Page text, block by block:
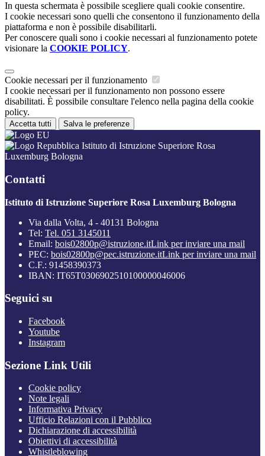
In questa schermata è possibile scegliere quali cookie consentire.
I cookie necessari sono quelli che consentono il funzionamento della
piattaforma e non è possibile disabilitarli.
Per conoscere quali sono i cookie necessari al funzionamento potete
visionare la COOKIE POLICY.
Cookie necessari per il funzionamento
I cookie necessari per il funzionamento non possono essere
disabilitati. È possibile consultare l'elenco nella pagina della cookie
policy.
Accetta tutti Salva le preferenze
Istituto di Istruzione Superiore Rosa
Luxemburg Bologna
Contatti
Istituto di Istruzione Superiore Rosa Luxemburg Bologna
Via dalla Volta, 4 - 40131 Bologna
Tel: Tel. 051 3145011
Email: bois02800p@istruzione.itLink per inviare una mail
PEC: bois02800p@pec.istruzione.itLink per inviare una mail
C.F.: 91458390373
IBAN: IT65T0306902510100000046006
Seguici su
Facebook
Youtube
Instagram
Sezione Link Utili
Cookie policy
Note legali
Informativa Privacy
Ufficio Relazioni con il Pubblico
Dichiarazione di accessibilità
Obiettivi di accessibilità
Whistleblowing